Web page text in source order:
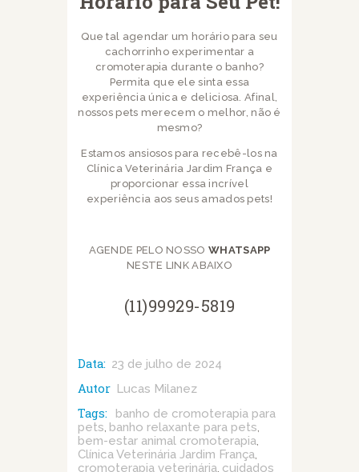
Que tal agendar um horário para seu
cachorrinho experimentar a
cromoterapia durante o banho?
Permita que ele sinta essa
experiência única e deliciosa. Afinal,
nossos pets merecem o melhor, não é
mesmo?
Estamos ansiosos para recebê-los na
Clínica Veterinária Jardim França e
proporcionar essa incrível
experiência aos seus amados pets!
AGENDE PELO NOSSO WHATSAPP
NESTE LINK ABAIXO
(11)99929-5819
Data: 23 de julho de 2024
Autor Lucas Milanez
Tags:
banho de cromoterapia para
pets, banho relaxante para pets,
bem-estar animal cromoterapia,
Clínica Veterinária Jardim França,
cromoterapia veterinária, cuidados